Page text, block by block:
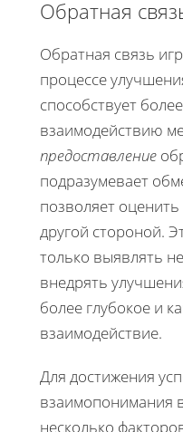
Обратная
Обратная связь
процессе
способствует
взаимодействию
предоставление
подразумевает
позволяет
другой стороной.
только выявлять
внедрять
более глубокое и
взаимодействие.
Для достижения
взаимопонимания
несколько